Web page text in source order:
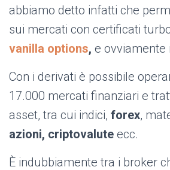
abbiamo detto infatti che
sui mercati con certificati
vanilla options, e ovviamente
Con i derivati è possibile
17.000 mercati finanziari e
asset, tra cui indici, forex,
azioni, criptovalute ecc.
È indubbiamente tra i broker